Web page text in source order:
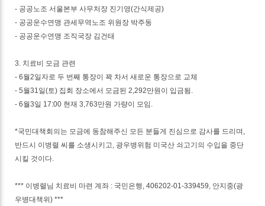
- 공공노조 서울본부 사무처장 진기영(간식제공)
- 공공운수연맹 관세무역노조 위원장 박주동
- 공공운수연맹 조직국장 김건태
3. 치료비 모금 관련
- 6월2일자로 두 번째 통장이 꽉 차서 새로운 통장으로 교체
- 5월31일(토) 집회 장소에서 모금된 2,292만원이 입금됨.
- 6월3일 17:00 현재 3,763만원 가량이 모임.
*국민대책회의는 모금에 동참해주신 모든 분들게 진심으로 감사를 드리며,
반드시 이병렬 씨를 소생시키고, 광우병위험 미국산 쇠고기의 수입을 중단
시킬 것이다.
*** 이병렬님 치료비 마련 계좌 : 국민은행, 406202-01-339459, 안지중(광
우병대책위) ***